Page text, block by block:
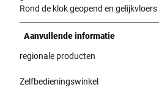
Rond de klok geopend en
Aanvullende informatie
regionale producten
Zelfbedieningswinkel